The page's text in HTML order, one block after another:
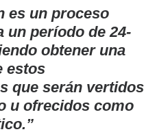
es un proceso
un período de 24-
obtener una
estos
que serán vertidos
u ofrecidos como